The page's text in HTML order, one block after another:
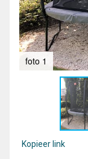
foto 1
Kopieer link